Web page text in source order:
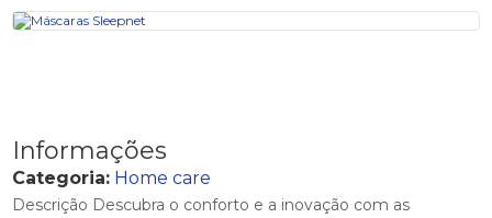
Informações
Categoria: Home care
Descrição Descubra o conforto e a inovação com as